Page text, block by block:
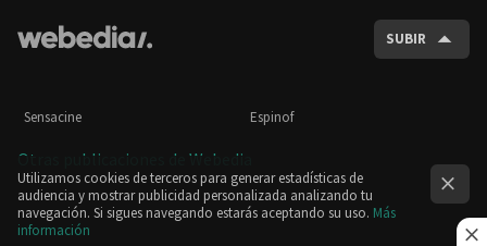
SUBIR
Sensacine Espinof
Otras publicaciones de Webedia
Utilizamos cookies de terceros para generar estadísticas de
audiencia y mostrar publicidad personalizada analizando tu
navegación. Si sigues navegando estarás aceptando su uso. Más
información